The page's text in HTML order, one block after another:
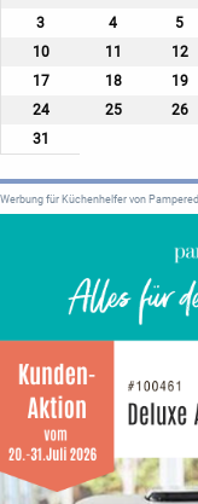
3
4 5
10
11 12
17
18 19
24
25 26
31
Werbung für Küchenhelfer von